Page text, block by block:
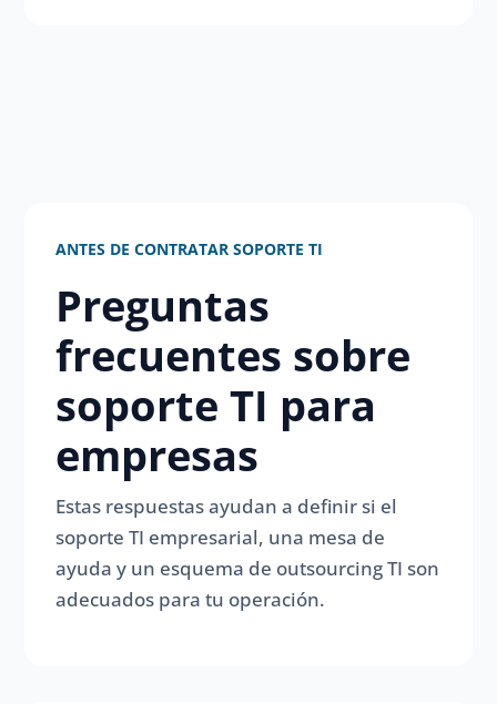
ANTES DE CONTRATAR SOPORTE TI
Preguntas
frecuentes sobre
soporte TI para
empresas
Estas respuestas ayudan a definir si el
soporte TI empresarial, una mesa de
ayuda y un esquema de outsourcing TI son
adecuados para tu operación.